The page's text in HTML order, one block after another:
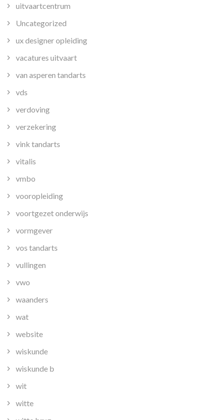
uitvaartcentrum
Uncategorized
ux designer opleiding
vacatures uitvaart
van asperen tandarts
vds
verdoving
verzekering
vink tandarts
vitalis
vmbo
vooropleiding
voortgezet onderwijs
vormgever
vos tandarts
vullingen
vwo
waanders
wat
website
wiskunde
wiskunde b
wit
witte